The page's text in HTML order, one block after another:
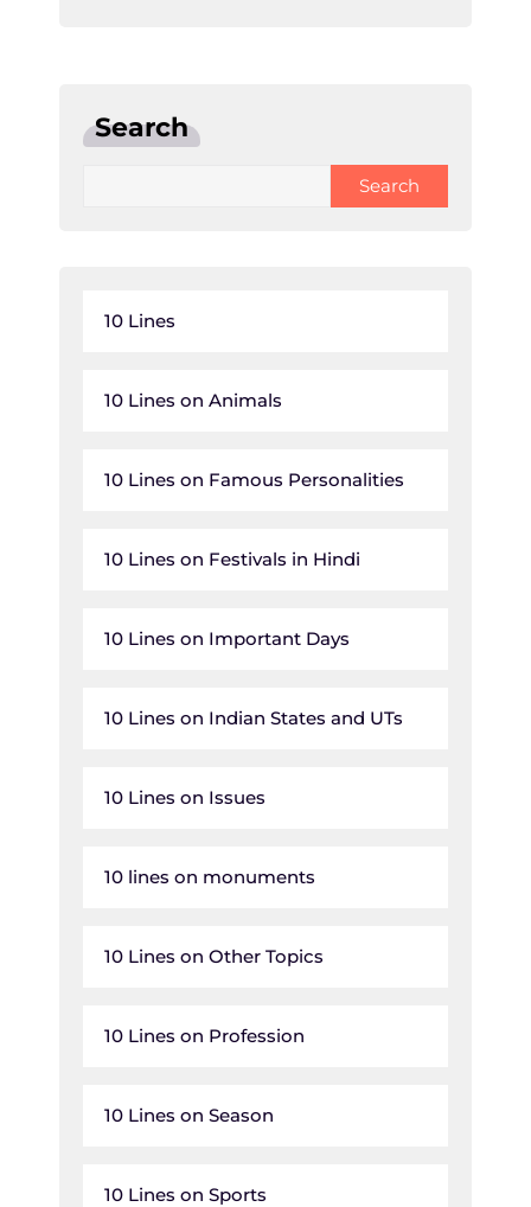
Search
Search
10 Lines
10 Lines on Animals
10 Lines on Famous Personalities
10 Lines on Festivals in Hindi
10 Lines on Important Days
10 Lines on Indian States and UTs
10 Lines on Issues
10 lines on monuments
10 Lines on Other Topics
10 Lines on Profession
10 Lines on Season
10 Lines on Sports